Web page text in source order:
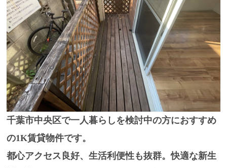
千葉市中央区で一人暮らしを検討中の方におすすめ
の1K賃貸物件です。
都心アクセス良好、生活利便性も抜群。快適な新生